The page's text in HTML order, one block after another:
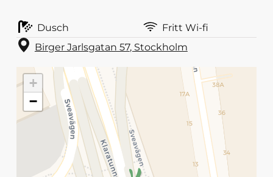
Dusch
Fritt Wi-fi
Birger Jarlsgatan 57, Stockholm
+
−